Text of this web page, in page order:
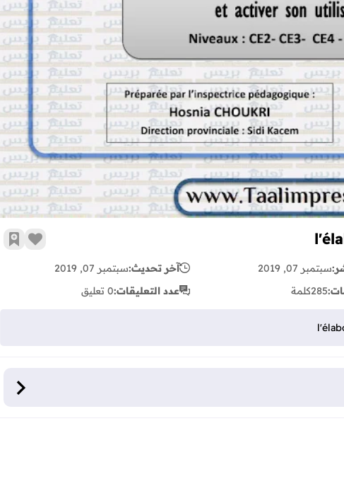
l'élaboration de la charte de la classe
زر
سبتمبر 07, 2019 آخر تحديث:سبتمبر 07, 2019
285كلمة عدد التعليقات:0 تعليق